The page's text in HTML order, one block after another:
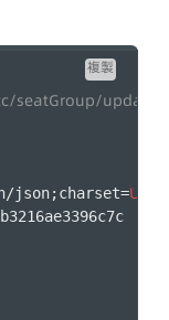
複製
seatGroup/
json;charset=UTF